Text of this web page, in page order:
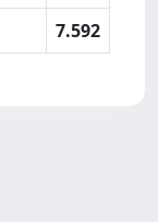
7.592